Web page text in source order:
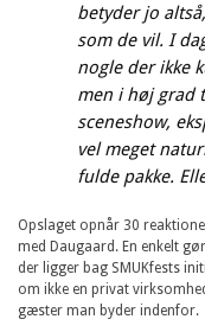
betyder jo
som de vil. I
nogle der ikke
men i høj grad
sceneshow,
vel meget
fulde pakke.
Opslaget opnår 30
med Daugaard. En enkelt
der ligger bag SMUKfests
om ikke en privat
gæster man byder indenfor.